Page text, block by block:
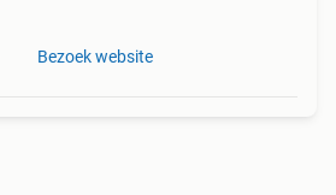
Bezoek website